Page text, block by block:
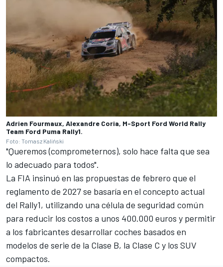
Adrien Fourmaux, Alexandre Coria, M-Sport Ford World Rally
Team Ford Puma Rally1.
Foto: Tomasz Kaliński
"Queremos (comprometernos), solo hace falta que sea
lo adecuado para todos".
La FIA insinuó en las propuestas de febrero que el
reglamento de 2027 se basaría en el concepto actual
del Rally1, utilizando una célula de seguridad común
para reducir los costos a unos 400.000 euros y permitir
a los fabricantes desarrollar coches basados en
modelos de serie de la Clase B, la Clase C y los SUV
compactos.